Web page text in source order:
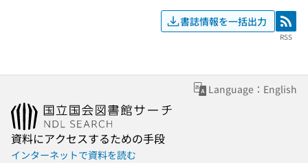
書誌情報を一括出力 RSS
RSS
Language：English
資料にアクセスするための手段
インターネットで資料を読む